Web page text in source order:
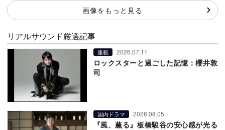
画像をもっと見る
リアルサウンド厳選記事
連載 2026.07.11
ロックスターと過ごした記憶：櫻井敦
司
国内ドラマ 2026.08.05
『風、薫る』板橋駿谷の安心感が光る